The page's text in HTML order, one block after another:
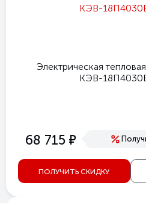
Электрическая
КЭВ-
68 715 е
ПОЛУЧИТЬ СКИДКУ